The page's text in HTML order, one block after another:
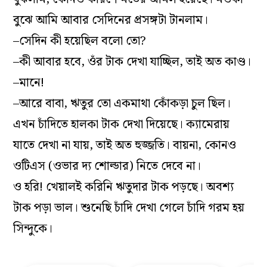
বুঝে আমি আবার সেদিনের প্রসঙ্গটা টানলাম।
–সেদিন কী হয়েছিল বলো তো?
–কী আবার হবে, ওঁর টাক দেখা যাচ্ছিল, তাই অত কাণ্ড।
–মানে!
–আরে বাবা, ঋতুর তো একমাথা কোঁকড়া চুল ছিল।
এখন চাঁদিতে হালকা টাক দেখা দিয়েছে। ক‌্যামেরায়
যাতে দেখা না যায়, তাই অত হুজ্জতি। বায়না, কোনও
ওটিএস (ওভার দ‌্য শোল্ডার) নিতে দেবে না।
ও হরি! খেয়ালই করিনি ঋতুদার টাক পড়ছে। অবশ‌্য
টাক পড়া ভাল। শুনেছি চাঁদি দেখা গেলে চাঁদি গরম হয়
সিন্দুকে।